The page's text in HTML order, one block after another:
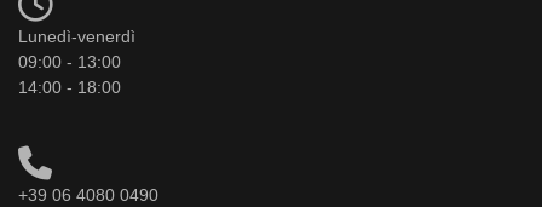
Lunedì-venerdì
09:00 - 13:00
14:00 - 18:00
+39 06 4080 0490